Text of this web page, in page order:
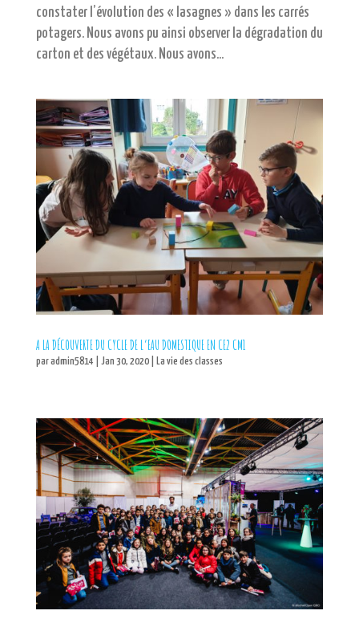
constater l’évolution des « lasagnes » dans les carrés
potagers. Nous avons pu ainsi observer la dégradation du
carton et des végétaux. Nous avons...
A LA DÉCOUVERTE DU CYCLE DE L’EAU DOMESTIQUE EN CE2 CM1
paradmin5814 Jan 30, 2020| La vie des classes